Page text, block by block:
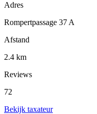
Adres
Rompertpassage 37 A
Afstand
2.4 km
Reviews
72
Bekijk taxateur